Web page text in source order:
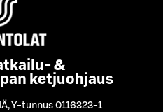
&
ketjuohjaus
,Y-tunnus 0116323-1